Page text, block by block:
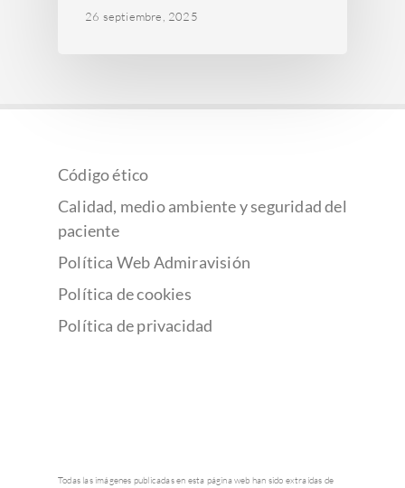
26 septiembre, 2025
Código ético
Calidad, medio ambiente y seguridad del
paciente
Política Web Admiravisión
Política de cookies
Política de privacidad
Todas las imágenes publicadas en esta página web han sido extraídas de